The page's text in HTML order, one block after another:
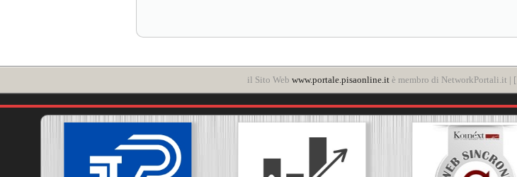
il Sito Web www.portale.pisaonline.itè membro di NetworkPortali.it | [